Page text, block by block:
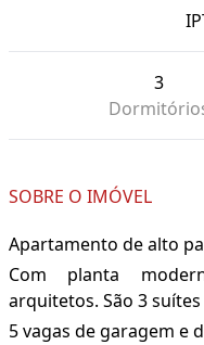
3
SOBRE O IMÓVEL
Apartamento de alto
Com planta
arquitetos. São 3
5 vagas de garagem e